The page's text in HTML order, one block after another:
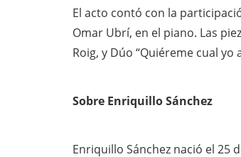
El acto contó con la
Omar Ubrí, en el piano. Las
Roig, y Dúo “Quiéreme cual yo
Sobre Enriquillo Sánchez
Enriquillo Sánchez nació el 25